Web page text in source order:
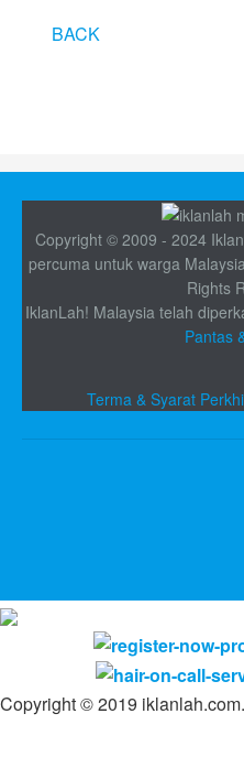
BACK
Copyright © 2009 - 2024
percuma untuk warga
Rights
IklanLah! Malaysia telah
Pantas
Terma & Syarat
Copyright © 2019 iklanlah.com.